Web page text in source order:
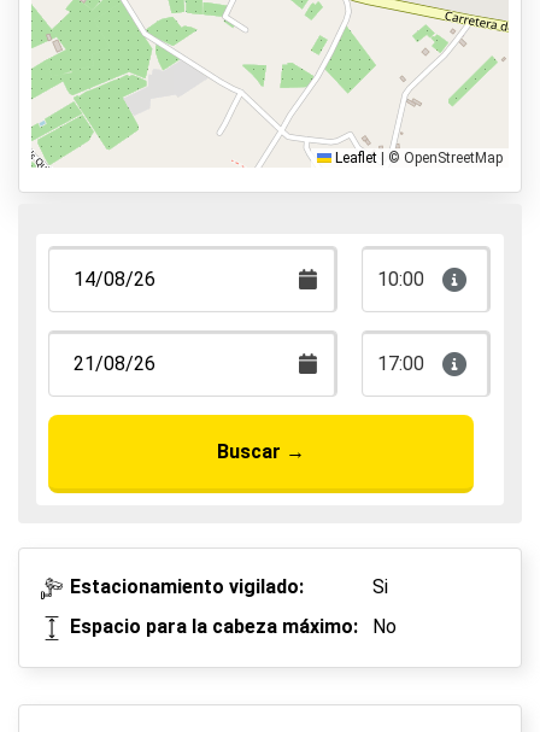
Tipos de parking
Servicio de traslado
Servicio de aparcacoches
Aparca y anda
Aparca, duerme y vuela
Leaflet © OpenStreetMap
10:00
17:00
Buscar →
Estacionamiento vigilado:
Si
Espacio para la cabeza máximo:
No